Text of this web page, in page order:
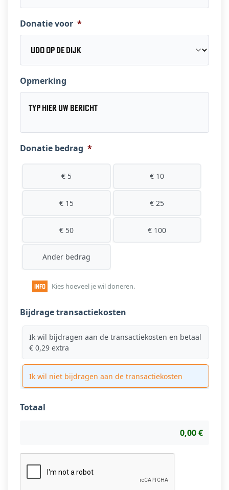
Donatie voor *
Opmerking
Donatie bedrag *
€ 5 € 10
€ 15 € 25
€ 50 € 100
Ander bedrag
Kies hoeveel je wil doneren.
Bijdrage transactiekosten
Ik wil bijdragen aan de transactiekosten en betaal
€ 0,29 extra
Ik wil niet bijdragen aan de transactiekosten
Totaal
0,00 €